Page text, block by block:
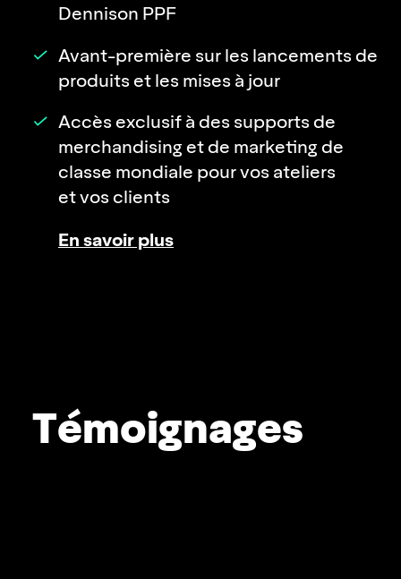
Dennison PPF
Avant-première sur les lancements de
produits et les mises à jour
Accès exclusif à des supports de
merchandising et de marketing de
classe mondiale pour vos ateliers
et vos clients
En savoir plus
Témoignages